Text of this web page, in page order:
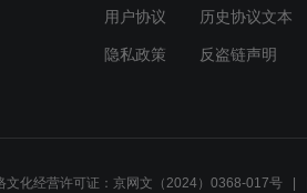
用户协议 历史协议文本
隐私政策 反盗链声明
文化经营许可证：京网文（2024）0368-017号